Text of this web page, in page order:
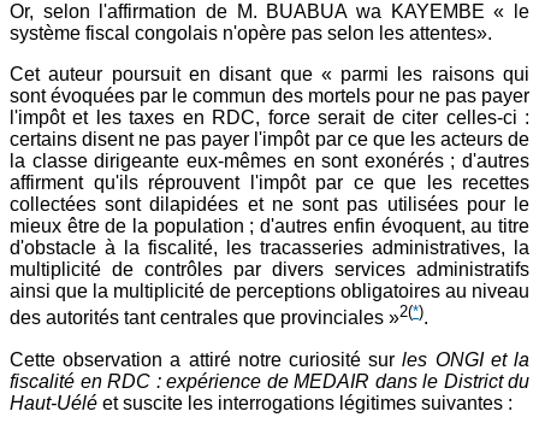
Or, selon l'affirmation de M. BUABUA wa KAYEMBE « le
système fiscal congolais n'opère pas selon les attentes».
Cet auteur poursuit en disant que « parmi les raisons qui
sont évoquées par le commun des mortels pour ne pas payer
l'impôt et les taxes en RDC, force serait de citer celles-ci :
certains disent ne pas payer l'impôt par ce que les acteurs de
la classe dirigeante eux-mêmes en sont exonérés ; d'autres
affirment qu'ils réprouvent l'impôt par ce que les recettes
collectées sont dilapidées et ne sont pas utilisées pour le
mieux être de la population ; d'autres enfin évoquent, au titre
d'obstacle à la fiscalité, les tracasseries administratives, la
multiplicité de contrôles par divers services administratifs
ainsi que la multiplicité de perceptions obligatoires au niveau
des autorités tant centrales que provinciales »2(*).
Cette observation a attiré notre curiosité surles ONGI et la
fiscalité en RDC : expérience de MEDAIR dans le District du
Haut-Uélé et suscite les interrogations légitimes suivantes :